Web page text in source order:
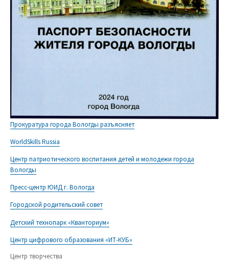
Прокуратура города Вологды разъясняет
WorldSkills Russia
Центр патриотического воспитания детей и молодежи города
Вологды
Пресс-центр ЮИД г. Вологда
Городской родительский совет
Детский технопарк «Кванториум»
Центр цифрового образования «ИТ-КУБ»
Центр творчества